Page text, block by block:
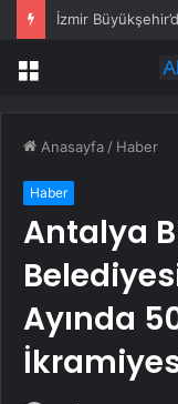
İzmir
Menü
Anasayfa / Haber
Haber
Antalya
Ayında